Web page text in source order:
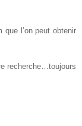
que l’on peut obtenir
recherche…toujours